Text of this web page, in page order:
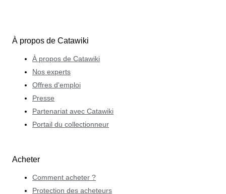
À propos de Catawiki
À propos de Catawiki
Nos experts
Offres d'emploi
Presse
Partenariat avec Catawiki
Portail du collectionneur
Acheter
Comment acheter ?
Protection des acheteurs